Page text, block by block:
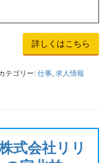
詳しくはこちら
テゴリー: 仕事 求人情報
式会社リリ